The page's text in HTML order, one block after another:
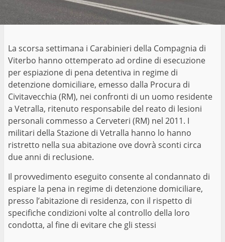
La scorsa settimana i Carabinieri della Compagnia di
Viterbo hanno ottemperato ad ordine di esecuzione
per espiazione di pena detentiva in regime di
detenzione domiciliare, emesso dalla Procura di
Civitavecchia (RM), nei confronti di un uomo residente
a Vetralla, ritenuto responsabile del reato di lesioni
personali commesso a Cerveteri (RM) nel 2011. I
militari della Stazione di Vetralla hanno lo hanno
ristretto nella sua abitazione ove dovrà sconti circa
due anni di reclusione.
Il provvedimento eseguito consente al condannato di
espiare la pena in regime di detenzione domiciliare,
presso l’abitazione di residenza, con il rispetto di
specifiche condizioni volte al controllo della loro
condotta, al fine di evitare che gli stessi